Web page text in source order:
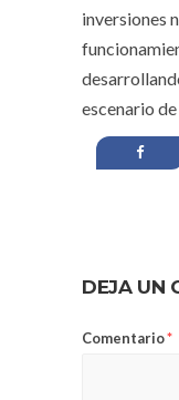
inversiones
escenario
DEJA UN
Comentario*